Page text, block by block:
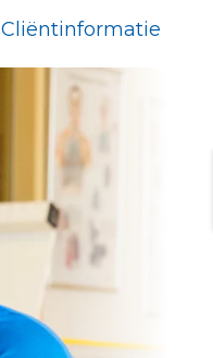
Cliëntinformatie